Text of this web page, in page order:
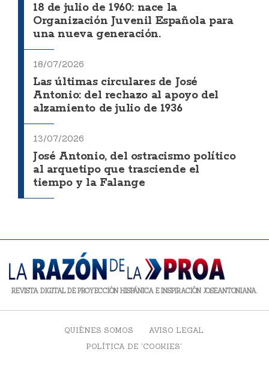
18 de julio de 1960: nace la
Organización Juvenil Española para
una nueva generación.
18/07/2026
Las últimas circulares de José
Antonio: del rechazo al apoyo del
alzamiento de julio de 1936
13/07/2026
José Antonio, del ostracismo político
al arquetipo que trasciende el
tiempo y la Falange
REVISTA DIGITAL DE PROYECCIÓN HISPÁNICA E INSPIRACIÓN JOSEANTONIANA.
QUIÉNES SOMOS
AVISO LEGAL
POLÍTICA DE 'COOKIES'